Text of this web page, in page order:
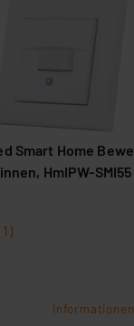
Smart Home
HmIPW-SMI55